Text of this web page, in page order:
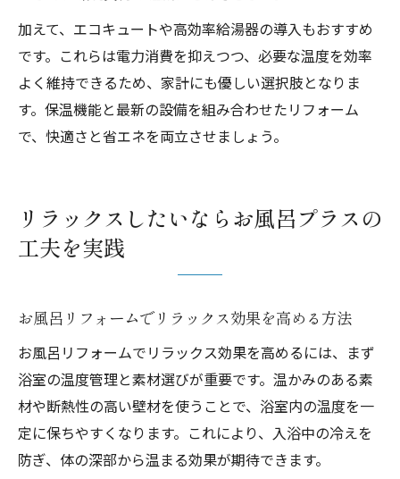
加えて、エコキュートや高効率給湯器の導入もおすすめ
です。これらは電力消費を抑えつつ、必要な温度を効率
よく維持できるため、家計にも優しい選択肢となりま
す。保温機能と最新の設備を組み合わせたリフォーム
で、快適さと省エネを両立させましょう。
リラックスしたいならお風呂プラスの
工夫を実践
お風呂リフォームでリラックス効果を高める方法
お風呂リフォームでリラックス効果を高めるには、まず
浴室の温度管理と素材選びが重要です。温かみのある素
材や断熱性の高い壁材を使うことで、浴室内の温度を一
定に保ちやすくなります。これにより、入浴中の冷えを
防ぎ、体の深部から温まる効果が期待できます。